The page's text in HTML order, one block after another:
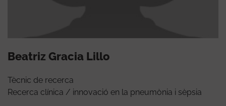
Beatriz Gracia Lillo
Tècnic de recerca
Recerca clínica / innovació en la pneumònia i sèpsia